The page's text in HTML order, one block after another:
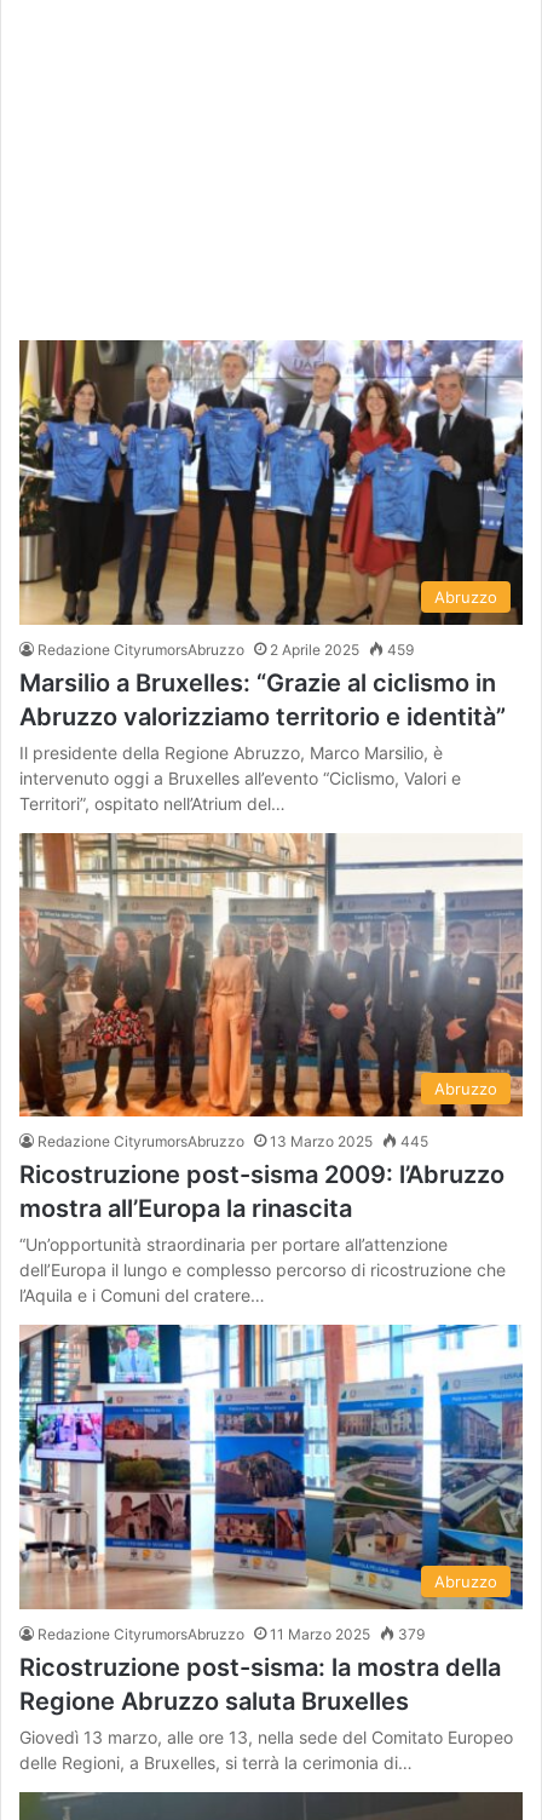
Abruzzo
Redazione CityrumorsAbruzzo 2 Aprile 2025 459
Marsilio a Bruxelles: “Grazie al ciclismo in
Abruzzo valorizziamo territorio e identità”
Il presidente della Regione Abruzzo, Marco Marsilio, è
intervenuto oggi a Bruxelles all’evento “Ciclismo, Valori e
Territori”, ospitato nell’Atrium del…
Abruzzo
Redazione CityrumorsAbruzzo 13 Marzo 2025 445
Ricostruzione post-sisma 2009: l’Abruzzo
mostra all’Europa la rinascita
“Un’opportunità straordinaria per portare all’attenzione
dell’Europa il lungo e complesso percorso di ricostruzione che
l’Aquila e i Comuni del cratere…
Abruzzo
Redazione CityrumorsAbruzzo 11 Marzo 2025 379
Ricostruzione post-sisma: la mostra della
Regione Abruzzo saluta Bruxelles
Giovedì 13 marzo, alle ore 13, nella sede del Comitato Europeo
delle Regioni, a Bruxelles, si terrà la cerimonia di…